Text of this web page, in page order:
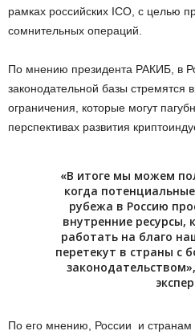
рамках российских ICO, с целью
сомнительных операций.
По мнению президента РАКИБ, в
законодательной базы стремятся
ограничения, которые могут
перспективах развития
«В итоге мы можем
когда
рубежа в Россию
внутренние ресурсы,
работать на благо
перетекут в страны с
По его мнению, России и